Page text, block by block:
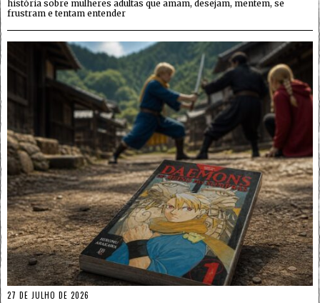
história sobre mulheres adultas que amam, desejam, mentem, se
frustram e tentam entender
27 DE JULHO DE 2026